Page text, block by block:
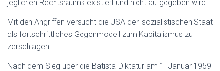
jeglichen Rechtsraums existiert und nicht aufgegeben wird.
Mit den Angriffen versucht die USA den sozialistischen Staat
als fortschrittliches Gegenmodell zum Kapitalismus zu
zerschlagen.
Nach dem Sieg über die Batista-Diktatur am 1. Januar 1959